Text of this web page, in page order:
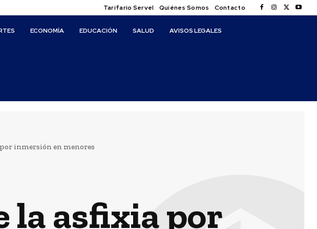
Tarifario Servel Quiénes Somos Contacto
ECONOMÍA EDUCACIÓN SALUD AVISOS LEGALES
por inmersión en menores
la asfixia por